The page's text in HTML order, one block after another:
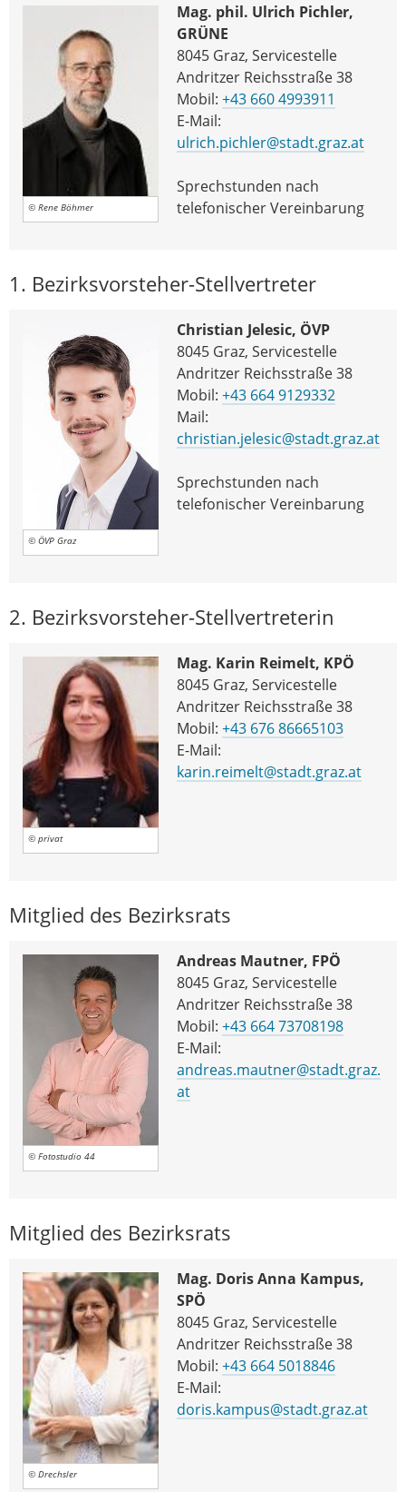
© Rene Böhmer
Mag. phil. Ulrich Pichler,
GRÜNE
8045 Graz, Servicestelle
Andritzer Reichsstraße 38
Mobil: +43 660 4993911
E-Mail:
ulrich.pichler@stadt.graz.at
Sprechstunden nach
telefonischer Vereinbarung
1. Bezirksvorsteher-Stellvertreter
© ÖVP Graz
Christian Jelesic, ÖVP
8045 Graz, Servicestelle
Andritzer Reichsstraße 38
Mobil: +43 664 9129332
Mail:
christian.jelesic@stadt.graz.at
Sprechstunden nach
telefonischer Vereinbarung
2. Bezirksvorsteher-Stellvertreterin
© privat
Mag. Karin Reimelt, KPÖ
8045 Graz, Servicestelle
Andritzer Reichsstraße 38
Mobil: +43 676 86665103
E-Mail:
karin.reimelt@stadt.graz.at
Mitglied des Bezirksrats
© Fotostudio 44
Andreas Mautner, FPÖ
8045 Graz, Servicestelle
Andritzer Reichsstraße 38
Mobil: +43 664 73708198
E-Mail:
andreas.mautner@stadt.graz.
at
Mitglied des Bezirksrats
© Drechsler
Mag. Doris Anna Kampus,
SPÖ
8045 Graz, Servicestelle
Andritzer Reichsstraße 38
Mobil: +43 664 5018846
E-Mail:
doris.kampus@stadt.graz.at